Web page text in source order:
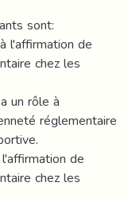
sont:
l'affirmation de
chez les
un rôle à
réglementaire
de
chez les